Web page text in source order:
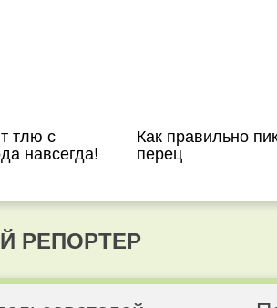
тлю с
навсегда!
Как правильно
перец
РЕПОРТЕР